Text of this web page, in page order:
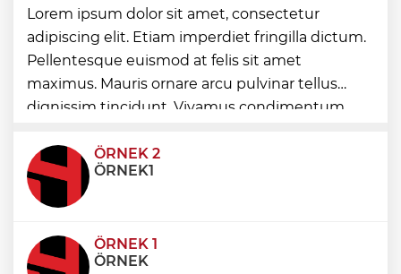
Altınoluk Alevi Kültür ve Sanat Festivali
renkli anlara sahne oldu
Arbil Akın kadın muhtarlarla buluştu
Lorem ipsum dolor sit amet, consectetur
adipiscing elit. Etiam imperdiet fringilla dictum.
Pellentesque euismod at felis sit amet
maximus. Mauris ornare arcu pulvinar tellus
dignissim tincidunt. Vivamus condimentum
condimentum eros et, faucibus sapien. Praese
ÖRNEK 2
ÖRNEK1
ÖRNEK 1
ÖRNEK